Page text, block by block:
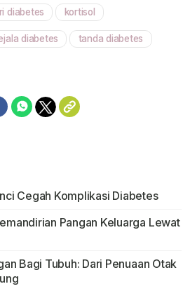
diabetes kortisol
diabetes tanda diabetes
Cegah Komplikasi Diabetes
Pangan Keluarga Lewat
Bagi Tubuh: Dari Penuaan Otak